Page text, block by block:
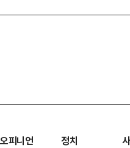
오피니언 정치